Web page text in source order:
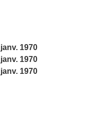
1970
1970
1970